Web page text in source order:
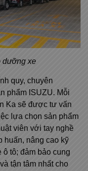
dưỡng xe
quy, chuyên
phẩm ISUZU. Mỗi
Ka sẽ được tư vấn
lựa chọn sản phẩm
viên với tay nghề
huấn, nâng cao kỹ
tô; đảm bảo cung
tận tâm nhất cho